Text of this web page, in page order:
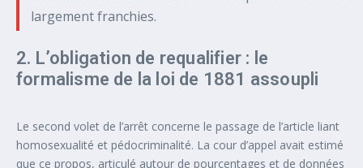
largement franchies.
2. L’obligation de requalifier : le
formalisme de la loi de 1881 assoupli
Le second volet de l’arrêt concerne le passage de l’article liant
homosexualité et pédocriminalité. La cour d’appel avait estimé
que ce propos, articulé autour de pourcentages et de données